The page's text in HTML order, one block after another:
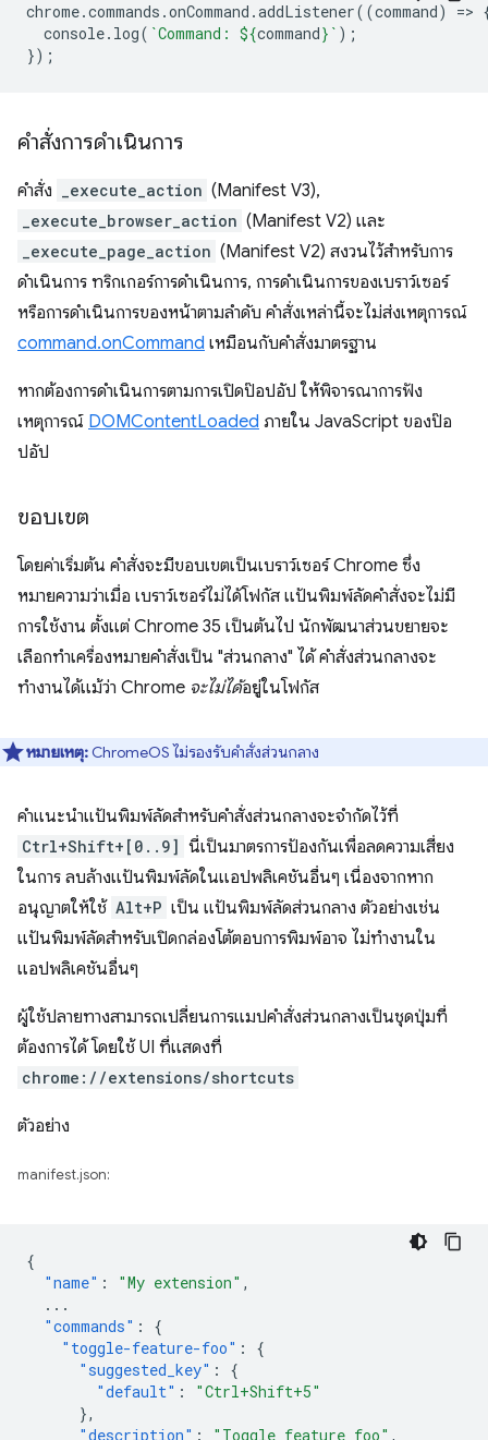
chrome.commands .onCommand .addListener((command) =>
console. log( `Command: ${command} ` );
});
คำสั่งการดำเนินการ
คำสั่ง _execute_action (Manifest V3),
_execute_browser_action (Manifest V2) และ
_execute_page_action (Manifest V2) สงวนไว้สำหรับการ
ดำเนินการ ทริกเกอร์การดำเนินการ, การดำเนินการของเบราว์เซอร์
หรือการดำเนินการของหน้าตามลำดับ คำสั่งเหล่านี้จะไม่ส่งเหตุการณ์
command.onCommand เหมือนกับคำสั่งมาตรฐาน
หากต้องการดำเนินการตามการเปิดป๊อปอัป ให้พิจารณาการฟัง
เหตุการณ์ DOMContentLoaded ภายใน JavaScript ของป๊อ
ปอัป
ขอบเขต
โดยค่าเริ่มต้น คำสั่งจะมีขอบเขตเป็นเบราว์เซอร์ Chrome ซึ่ง
หมายความว่าเมื่อ เบราว์เซอร์ไม่ได้โฟกัส แป้นพิมพ์ลัดคำสั่งจะไม่มี
การใช้งาน ตั้งแต่ Chrome 35 เป็นต้นไป นักพัฒนาส่วนขยายจะ
เลือกทำเครื่องหมายคำสั่งเป็น "ส่วนกลาง" ได้ คำสั่งส่วนกลางจะ
ทำงานได้แม้ว่า Chrome จะไม่ได้อยู่ในโฟกัส
หมายเหตุ: ChromeOS ไม่รองรับคำสั่งส่วนกลาง
คำแนะนำแป้นพิมพ์ลัดสำหรับคำสั่งส่วนกลางจะจำกัดไว้ที่
Ctrl+Shift+[0..9] นี่เป็นมาตรการป้องกันเพื่อลดความเสี่ยง
ในการ ลบล้างแป้นพิมพ์ลัดในแอปพลิเคชันอื่นๆ เนื่องจากหาก
อนุญาตให้ใช้ Alt+P เป็น แป้นพิมพ์ลัดส่วนกลาง ตัวอย่างเช่น
แป้นพิมพ์ลัดสำหรับเปิดกล่องโต้ตอบการพิมพ์อาจ ไม่ทำงานใน
แอปพลิเคชันอื่นๆ
ผู้ใช้ปลายทางสามารถเปลี่ยนการแมปคำสั่งส่วนกลางเป็นชุดปุ่มที่
ต้องการได้ โดยใช้ UI ที่แสดงที่
chrome://extensions/shortcuts
ตัวอย่าง
manifest.json:
{
"name" : "My extension" ,
...
"commands" :
{
"toggle-feature-foo" :
{
"suggested_key" :
{
"default" :
"Ctrl+Shift+5"
},
"description" : "Toggle feature foo" ,